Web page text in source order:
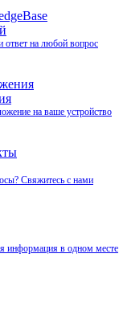
ответ на любой вопрос
на ваше устройство
Свяжитесь с нами
информация в одном месте